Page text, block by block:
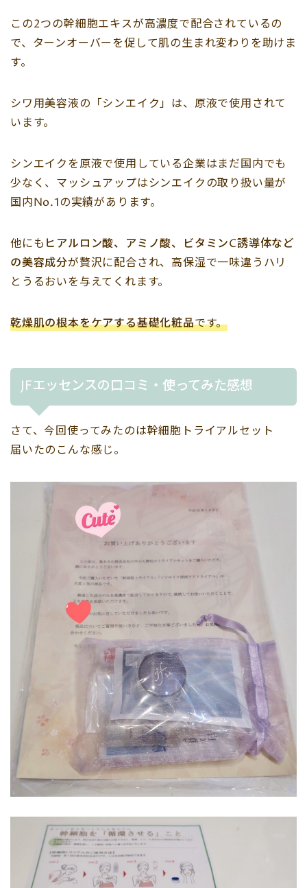
この2つの幹細胞エキスが高濃度で配合されているの
で、ターンオーバーを促して肌の生まれ変わりを助けま
す。
シワ用美容液の「シンエイク」は、原液で使用されて
います。
シンエイクを原液で使用している企業はまだ国内でも
少なく、マッシュアップはシンエイクの取り扱い量が
国内No.1の実績があります。
他にも ヒアルロン酸、アミノ酸、ビタミンC誘導体など
の美容成分が贅沢に配合され、高保湿で一味違うハリ
とうるおいを与えてくれます。
乾燥肌の根本をケアする基礎化粧品です。
JFエッセンスの口コミ・使ってみた感想
さて、今回使ってみたのは幹細胞トライアルセット
届いたのこんな感じ。